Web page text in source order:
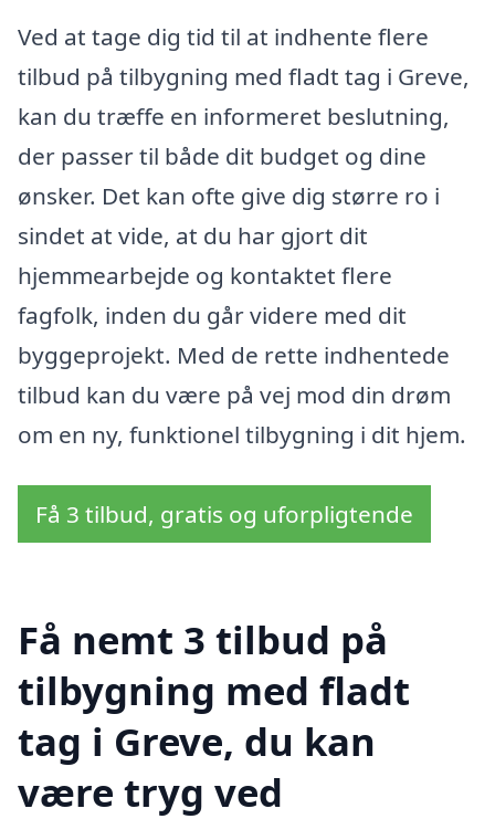
Ved at tage dig tid til at indhente flere
tilbud på tilbygning med fladt tag i Greve,
kan du træffe en informeret beslutning,
der passer til både dit budget og dine
ønsker. Det kan ofte give dig større ro i
sindet at vide, at du har gjort dit
hjemmearbejde og kontaktet flere
fagfolk, inden du går videre med dit
byggeprojekt. Med de rette indhentede
tilbud kan du være på vej mod din drøm
om en ny, funktionel tilbygning i dit hjem.
Få 3 tilbud, gratis og uforpligtende
Få nemt 3 tilbud på
tilbygning med fladt
tag i Greve, du kan
være tryg ved